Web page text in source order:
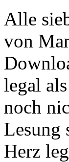
Alle
von
legal
noch
Lesung
Herz